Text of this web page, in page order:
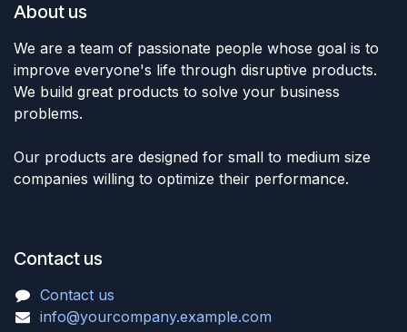
About us
We are a team of passionate people whose goal is to
improve everyone's life through disruptive products.
We build great products to solve your business
problems.
Our products are designed for small to medium size
companies willing to optimize their performance.
Contact us
Contact us
info@yourcompany.example.com